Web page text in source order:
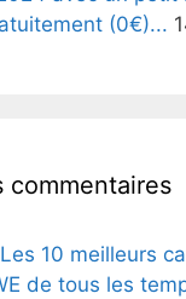
(0€)...
commentaires
Les 10 meilleurs
de tous les